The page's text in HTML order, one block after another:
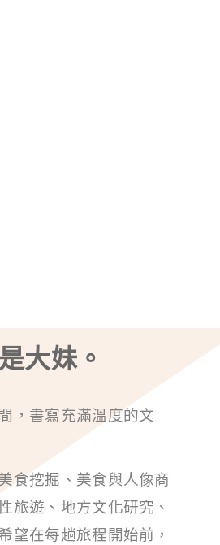
大妹。
，書寫充滿溫度的文
食挖掘、美食與人像商
旅遊、地方文化研究、
望在每趟旅程開始前，